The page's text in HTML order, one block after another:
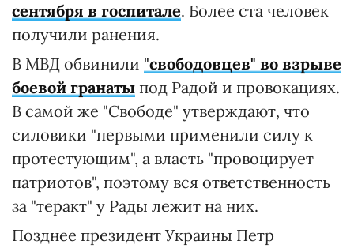
сентября в госпитале. Более ста человек
получили ранения.
В МВД обвинили "свободовцев" во взрыве
боевой гранаты под Радой и провокациях.
В самой же "Свободе" утверждают, что
силовики "первыми применили силу к
протестующим", а власть "провоцирует
патриотов", поэтому вся ответственность
за "теракт" у Рады лежит на них.
Позднее президент Украины Петр